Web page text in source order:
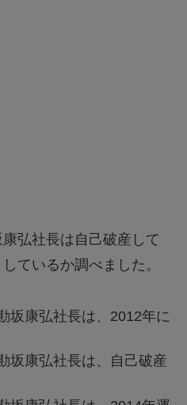
康弘社長は自己破産して
ているか調べました。
坂康弘社長は、2012年に
坂康弘社長は、自己破産